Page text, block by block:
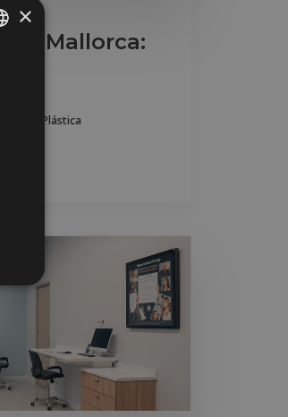
en Mallorca:
Plástica
×